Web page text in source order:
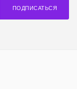
ПОДПИСАТЬСЯ